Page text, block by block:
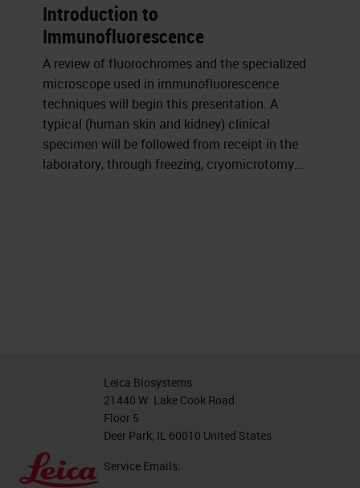
Introduction to
Immunofluorescence
A review of fluorochromes and the specialized
microscope used in immunofluorescence
techniques will begin this presentation. A
typical (human skin and kidney) clinical
specimen will be followed from receipt in the
laboratory, through freezing, cryomicrotomy...
Leica Biosystems
21440 W. Lake Cook Road
Floor 5
Deer Park, IL 60010 United States
Service Emails: